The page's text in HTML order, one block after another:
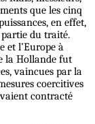
que les cinq
en effet,
partie du traité.
et l’Europe à
la Hollande fut
vaincues par la
coercitives
contracté